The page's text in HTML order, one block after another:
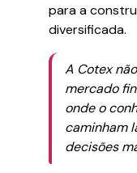
para a
diversificada.
A Cotex
mercado
onde o
caminham
decisões